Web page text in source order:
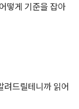
떻게 기준을 잡아
려드릴테니까 읽어